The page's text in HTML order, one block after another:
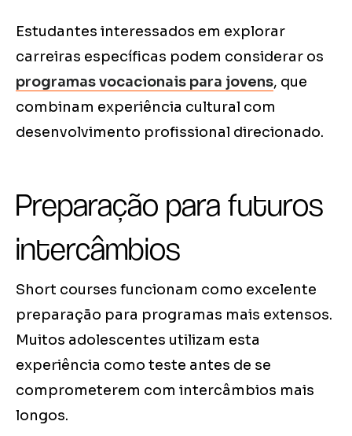
Estudantes interessados em explorar
carreiras específicas podem considerar os
programas vocacionais para jovens, que
combinam experiência cultural com
desenvolvimento profissional direcionado.
Preparação para futuros
intercâmbios
Short courses funcionam como excelente
preparação para programas mais extensos.
Muitos adolescentes utilizam esta
experiência como teste antes de se
comprometerem com intercâmbios mais
longos.